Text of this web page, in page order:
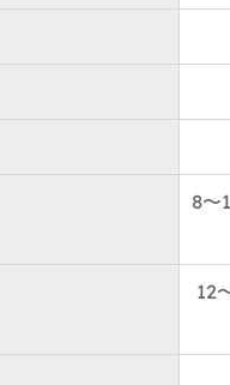
らか
ユ
ユ
ブル
ん。
8〜
12